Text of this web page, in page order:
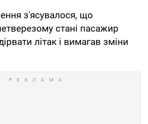
з'ясувалося, що
стані пасажир
літак і вимагав зміни